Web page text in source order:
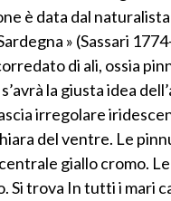
è data dal
» (Sassari
di ali, ossia
la giusta idea
irregolare
del ventre. Le
giallo cromo.
Si trova In tutti i mari